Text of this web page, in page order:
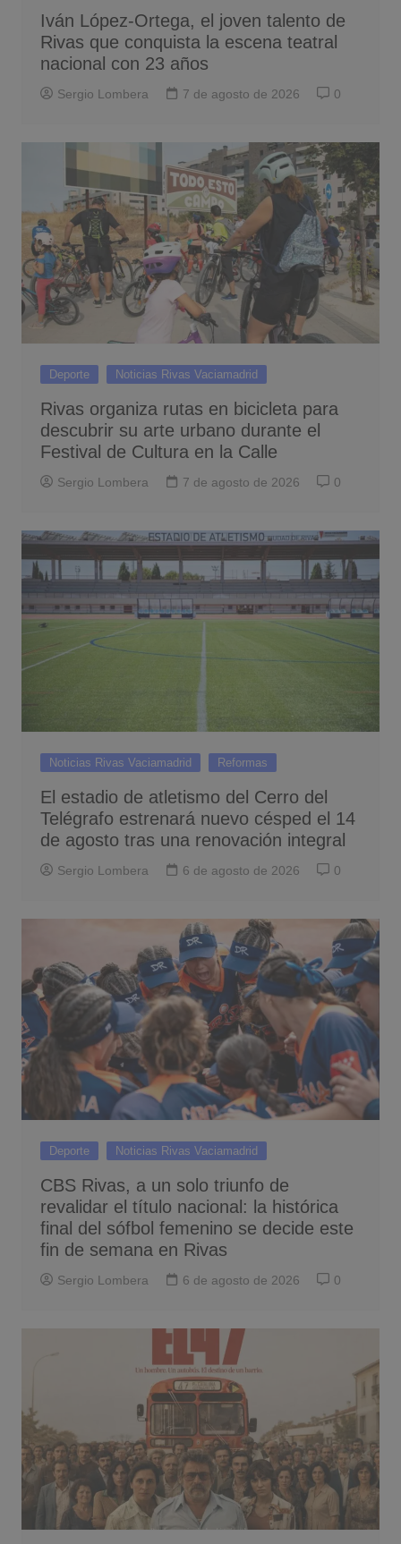
Iván López-Ortega, el joven talento de
Rivas que conquista la escena teatral
nacional con 23 años
Sergio Lombera 7 de agosto de 2026 0
Deporte Noticias Rivas Vaciamadrid
Rivas organiza rutas en bicicleta para
descubrir su arte urbano durante el
Festival de Cultura en la Calle
Sergio Lombera 7 de agosto de 2026 0
Noticias Rivas Vaciamadrid Reformas
El estadio de atletismo del Cerro del
Telégrafo estrenará nuevo césped el 14
de agosto tras una renovación integral
Sergio Lombera 6 de agosto de 2026 0
Deporte Noticias Rivas Vaciamadrid
CBS Rivas, a un solo triunfo de
revalidar el título nacional: la histórica
final del sófbol femenino se decide este
fin de semana en Rivas
Sergio Lombera 6 de agosto de 2026 0